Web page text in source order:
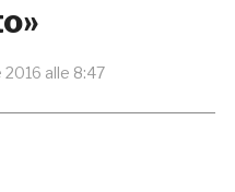
alle 8:47